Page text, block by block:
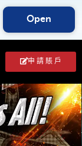
Open
申 請 賬 戶